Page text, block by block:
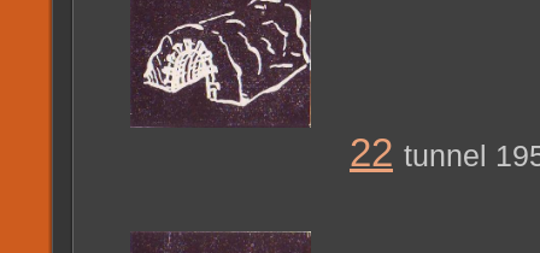
22 tunnel